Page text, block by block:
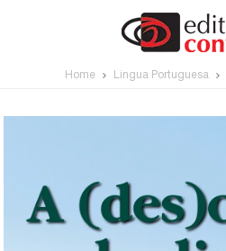
Home Língua Portuguesa